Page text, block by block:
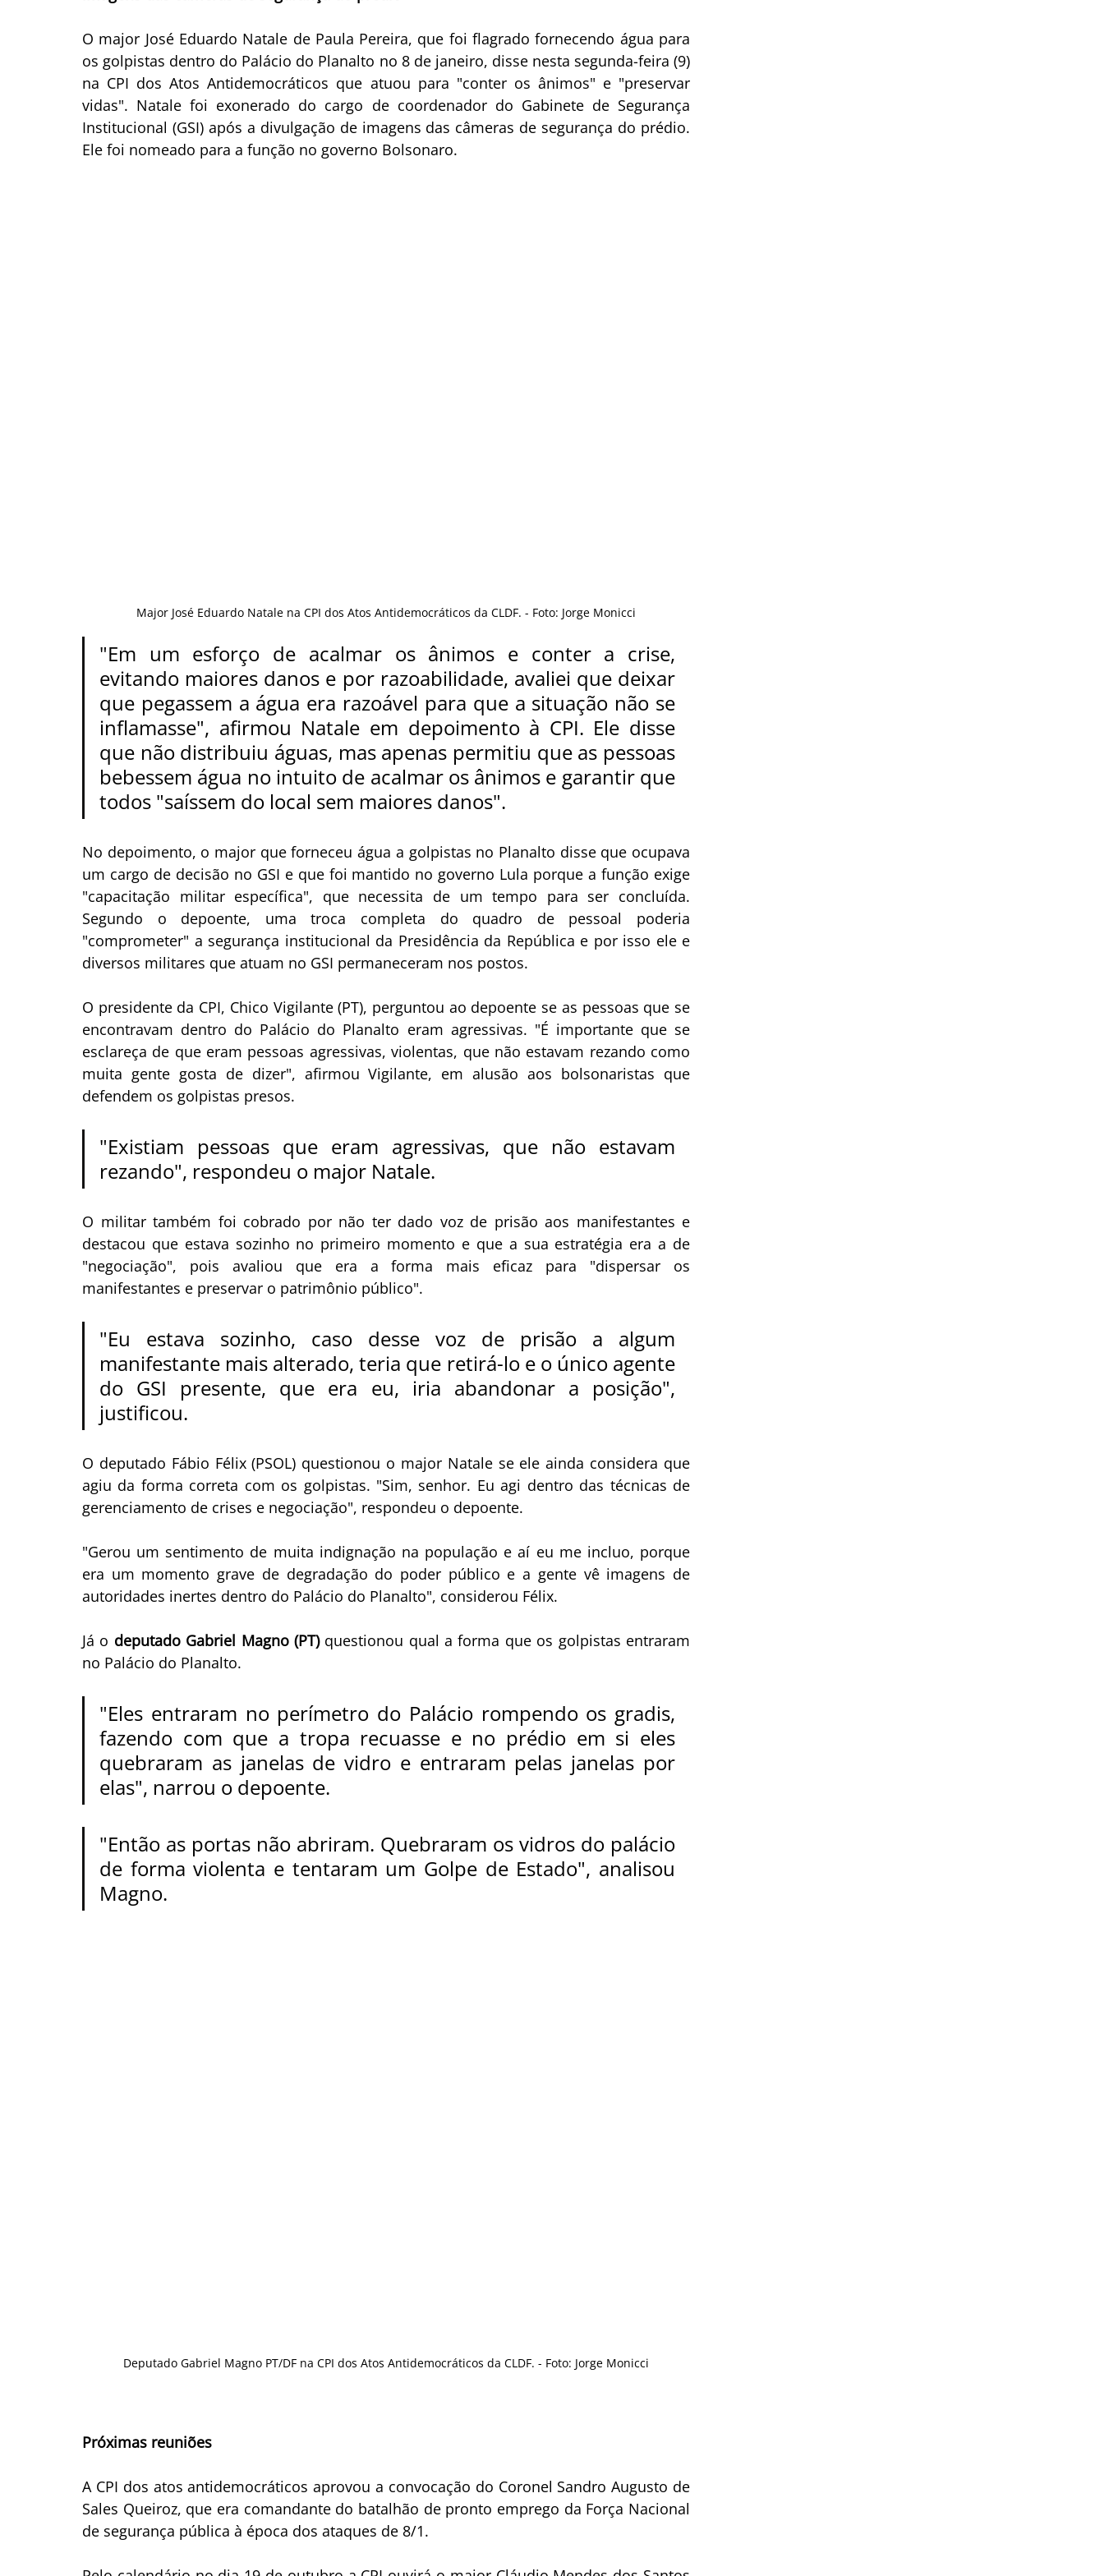
O major José Eduardo Natale de Paula Pereira, que foi flagrado fornecendo água para
os golpistas dentro do Palácio do Planalto no 8 de janeiro, disse nesta segunda-feira (9)
na CPI dos Atos Antidemocráticos que atuou para "conter os ânimos" e "preservar
vidas". Natale foi exonerado do cargo de coordenador do Gabinete de Segurança
Institucional (GSI) após a divulgação de imagens das câmeras de segurança do prédio.
Ele foi nomeado para a função no governo Bolsonaro.
Major José Eduardo Natale na CPI dos Atos Antidemocráticos da CLDF. - Foto: Jorge Monicci
"Em um esforço de acalmar os ânimos e conter a crise,
evitando maiores danos e por razoabilidade, avaliei que deixar
que pegassem a água era razoável para que a situação não se
inflamasse", afirmou Natale em depoimento à CPI. Ele disse
que não distribuiu águas, mas apenas permitiu que as pessoas
bebessem água no intuito de acalmar os ânimos e garantir que
todos "saíssem do local sem maiores danos".
No depoimento, o major que forneceu água a golpistas no Planalto disse que ocupava
um cargo de decisão no GSI e que foi mantido no governo Lula porque a função exige
"capacitação militar específica", que necessita de um tempo para ser concluída.
Segundo o depoente, uma troca completa do quadro de pessoal poderia
"comprometer" a segurança institucional da Presidência da República e por isso ele e
diversos militares que atuam no GSI permaneceram nos postos.
O presidente da CPI, Chico Vigilante (PT), perguntou ao depoente se as pessoas que se
encontravam dentro do Palácio do Planalto eram agressivas. "É importante que se
esclareça de que eram pessoas agressivas, violentas, que não estavam rezando como
muita gente gosta de dizer", afirmou Vigilante, em alusão aos bolsonaristas que
defendem os golpistas presos.
"Existiam pessoas que eram agressivas, que não estavam
rezando", respondeu o major Natale.
O militar também foi cobrado por não ter dado voz de prisão aos manifestantes e
destacou que estava sozinho no primeiro momento e que a sua estratégia era a de
"negociação", pois avaliou que era a forma mais eficaz para "dispersar os
manifestantes e preservar o patrimônio público".
"Eu estava sozinho, caso desse voz de prisão a algum
manifestante mais alterado, teria que retirá-lo e o único agente
do GSI presente, que era eu, iria abandonar a posição",
justificou.
O deputado Fábio Félix (PSOL) questionou o major Natale se ele ainda considera que
agiu da forma correta com os golpistas. "Sim, senhor. Eu agi dentro das técnicas de
gerenciamento de crises e negociação", respondeu o depoente.
"Gerou um sentimento de muita indignação na população e aí eu me incluo, porque
era um momento grave de degradação do poder público e a gente vê imagens de
autoridades inertes dentro do Palácio do Planalto", considerou Félix.
Já o deputado Gabriel Magno (PT) questionou qual a forma que os golpistas entraram
no Palácio do Planalto.
"Eles entraram no perímetro do Palácio rompendo os gradis,
fazendo com que a tropa recuasse e no prédio em si eles
quebraram as janelas de vidro e entraram pelas janelas por
elas", narrou o depoente.
"Então as portas não abriram. Quebraram os vidros do palácio
de forma violenta e tentaram um Golpe de Estado", analisou
Magno.
Deputado Gabriel Magno PT/DF na CPI dos Atos Antidemocráticos da CLDF. - Foto: Jorge Monicci
Próximas reuniões
A CPI dos atos antidemocráticos aprovou a convocação do Coronel Sandro Augusto de
Sales Queiroz, que era comandante do batalhão de pronto emprego da Força Nacional
de segurança pública à época dos ataques de 8/1.